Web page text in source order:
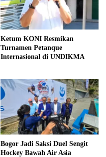
Ketum KONI Resmikan
Turnamen Petanque
Internasional di UNDIKMA
Bogor Jadi Saksi Duel Sengit
Hockey Bawah Air Asia